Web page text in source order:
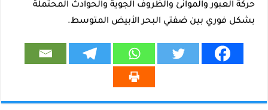
حركة العبور والموانئ والظروف الجوية والحوادث المحتملة
بشكل فوري بين ضفتي البحر الأبيض المتوسط.